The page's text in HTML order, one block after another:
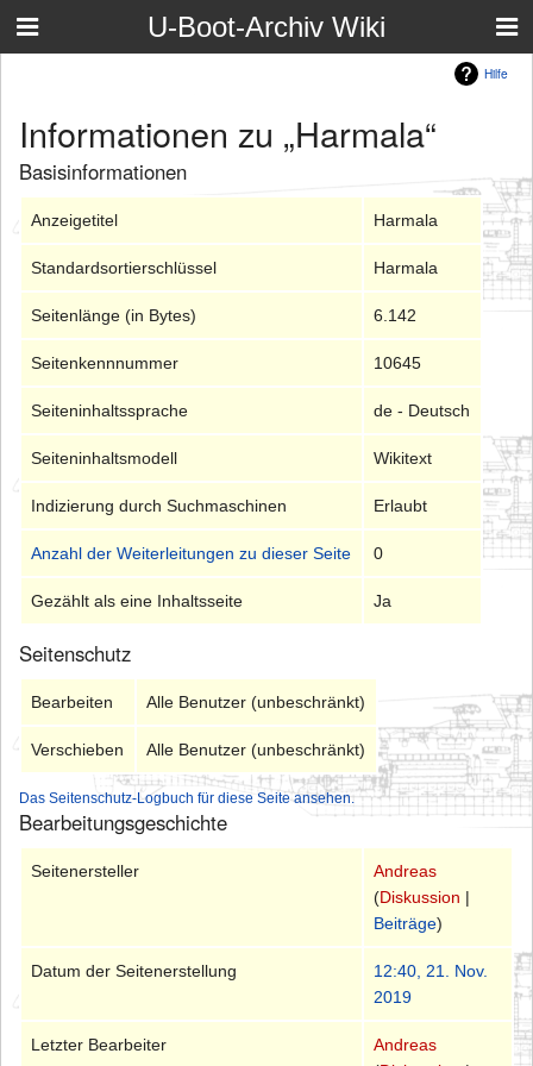
U-Boot-Archiv Wiki
Hilfe
Informationen zu „Harmala“
Basisinformationen
Anzeigetitel Harmala
Standardsortierschlüssel Harmala
Seitenlänge (in Bytes) 6.142
Seitenkennnummer 10645
Seiteninhaltssprache de - Deutsch
Seiteninhaltsmodell Wikitext
Indizierung durch Suchmaschinen Erlaubt
Anzahl der Weiterleitungen zu dieser Seite 0
Gezählt als eine Inhaltsseite Ja
Seitenschutz
Bearbeiten Alle Benutzer (unbeschränkt)
Verschieben Alle Benutzer (unbeschränkt)
Das Seitenschutz-Logbuch für diese Seite ansehen.
Bearbeitungsgeschichte
Seitenersteller
Andreas
(Diskussion |
Beiträge)
Datum der Seitenerstellung
12:40, 21. Nov.
2019
Letzter Bearbeiter
Andreas